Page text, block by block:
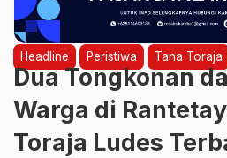
Headline Peristiwa Tana Toraja
Dua Tongkonan
Warga di
Toraja Ludes